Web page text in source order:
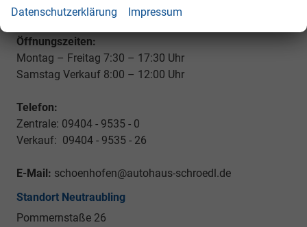
93152 Schönhofen
Öffnungszeiten:
Montag – Freitag 7:30 – 17:30 Uhr
Samstag Verkauf 8:00 – 12:00 Uhr
Telefon:
Zentrale: 09404 - 9535 - 0
Verkauf: 09404 - 9535 - 26
E-Mail: schoenhofen@autohaus-schroedl.de
Standort Neutraubling
Pommernstaße 26
Datenschutzerklärung Impressum